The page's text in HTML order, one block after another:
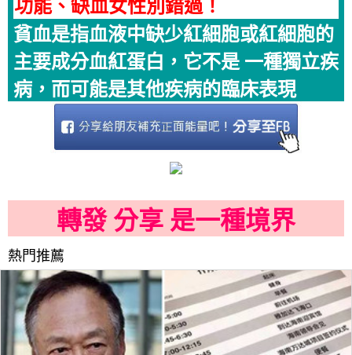
功能、缺血女性別錯過！
貧血是指血液中缺少紅細胞或紅細胞的
主要成分血紅蛋白，它不是 一種獨立疾
病，而可能是其他疾病的臨床表現
轉發 分享 是一種境界
熱門推薦